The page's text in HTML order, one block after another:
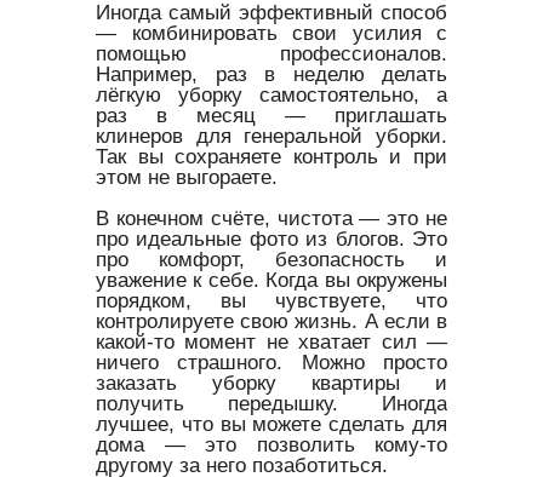
Иногда самый эффективный способ
— комбинировать свои усилия с
помощью профессионалов.
Например, раз в неделю делать
лёгкую уборку самостоятельно, а
раз в месяц — приглашать
клинеров для генеральной уборки.
Так вы сохраняете контроль и при
этом не выгораете.
В конечном счёте, чистота — это не
про идеальные фото из блогов. Это
про комфорт, безопасность и
уважение к себе. Когда вы окружены
порядком, вы чувствуете, что
контролируете свою жизнь. А если в
какой-то момент не хватает сил —
ничего страшного. Можно просто
заказать уборку квартиры и
получить передышку. Иногда
лучшее, что вы можете сделать для
дома — это позволить кому-то
другому за него позаботиться.